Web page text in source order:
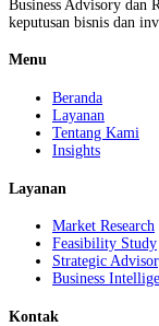
Business Advisory dan
keputusan bisnis dan
Menu
Beranda
Layanan
Tentang Kami
Insights
Layanan
Market Research
Feasibility Study
Strategic
Business
Kontak